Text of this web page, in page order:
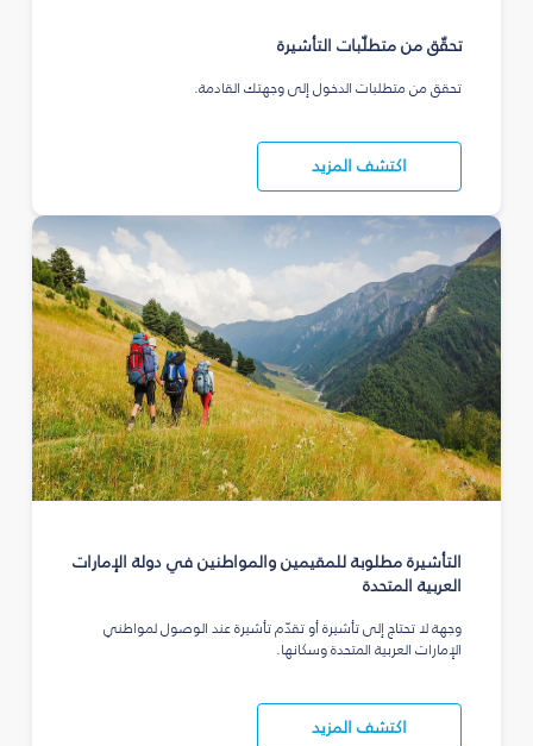
تحقّق من متطلّبات التأشيرة
تحقق من متطلبات الدخول إلى وجهتك القادمة.
اكتشف المزيد
التأشيرة مطلوبة للمقيمين والمواطنين في دولة الإمارات
العربية المتحدة
وجهة لا تحتاج إلى تأشيرة أو تقدّم تأشيرة عند الوصول لمواطني
الإمارات العربية المتحدة وسكانها.
اكتشف المزيد